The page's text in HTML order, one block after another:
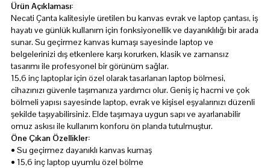
Ürün Açıklaması:
Necati Çanta kalitesiyle üretilen bu kanvas evrak ve laptop çantası, iş
hayatı ve günlük kullanım için fonksiyonellik ve dayanıklılığı bir arada
sunar. Su geçirmez kanvas kumaşı sayesinde laptop ve
belgelerinizi dış etkenlere karşı korurken, klasik ve zamansız
tasarımı ile profesyonel bir görünüm sağlar.
15,6 inç laptoplar için özel olarak tasarlanan laptop bölmesi,
cihazınızı güvenle taşımanıza yardımcı olur. Geniş iç hacmi ve çok
bölmeli yapısı sayesinde laptop, evrak ve kişisel eşyalarınızı düzenli
şekilde taşıyabilirsiniz. Elde taşımaya uygun sapı ve ayarlanabilir
omuz askısı ile kullanım konforu ön planda tutulmuştur.
Öne Çıkan Özellikler:
• Su geçirmez dayanıklı kanvas kumaş
• 15,6 inç laptop uyumlu özel bölme